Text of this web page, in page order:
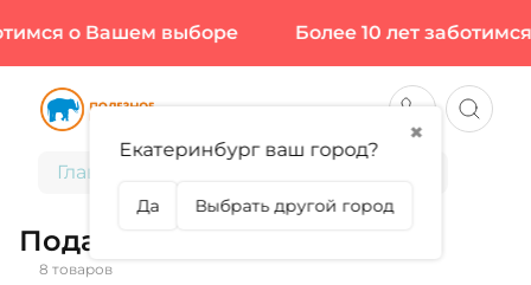
о Вашем выборе Более 10 лет
Главная
Подарочные сертификаты
8 товаров
✖
Екатеринбург ваш город?
Да Выбрать другой город